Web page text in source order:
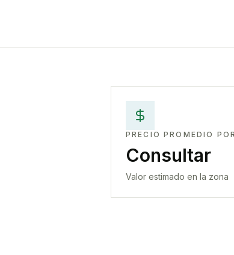
PRECIO PROMEDIO
Consultar
Valor estimado en la zona